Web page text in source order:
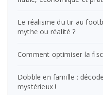
Le réalisme du tir au
mythe ou réalité ?
Comment optimiser la
Dobble en famille :
mystérieux !